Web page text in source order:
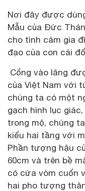
Nơi đây được
Mẫu của Đức
cho tình cảm gia
đạo của con cái
Cổng vào lăng
của Việt Nam với
chúng ta có một
gạch hình lục
trong mộ, chúng
kiểu hai tầng với
Phần tượng hậu
60cm và trên bề
có cửa vòm cuốn
hai pho tượng